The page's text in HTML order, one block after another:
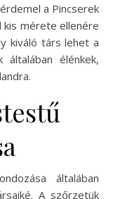
a Pincserek
kis mérete ellenére
kiváló társ lehet a
általában élénkek,
általában
A szőrzetük